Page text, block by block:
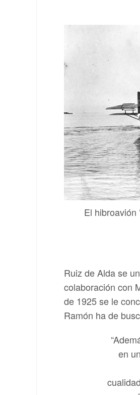
El hibroavión
Ruiz de Alda se
colaboración con
de 1925 se le
Ramón ha de
en